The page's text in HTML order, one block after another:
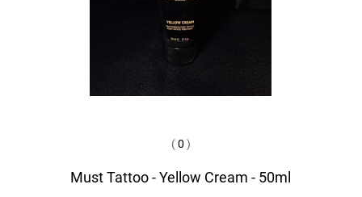
(0 )
Must Tattoo - Yellow Cream - 50ml